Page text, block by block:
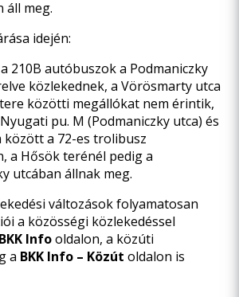
áll meg.
idején:
210B autóbuszok a Podmaniczky
közlekednek, a Vörösmarty utca
közötti megállókat nem érintik,
pu. M (Podmaniczky utca) és
között a 72-es trolibusz
a Hősök terénél pedig a
utcában állnak meg.
változások folyamatosan
a közösségi közlekedéssel
BKK Infooldalon, a közúti
a BKK Info – Közút oldalon is